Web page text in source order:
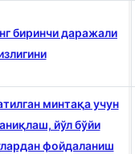
биринчи даражали
минтақа учун
йўл бўйи
фойдаланиш